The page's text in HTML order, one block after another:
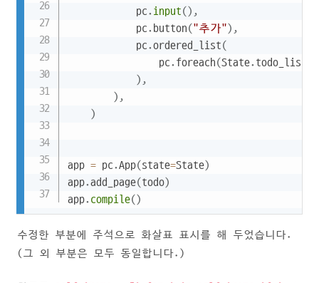
            pc
. input() ,
            pc
. button("추가") ,
            pc
.ordered_list(
                pc
. foreach(State. todo_list
) ,
) ,
)
app = pc.App(state=State)
app.add_page(todo)
app. compile()
수정한 부분에 주석으로 화살표 표시를 해 두었습니다.
(그 외 부분은 모두 동일합니다.)